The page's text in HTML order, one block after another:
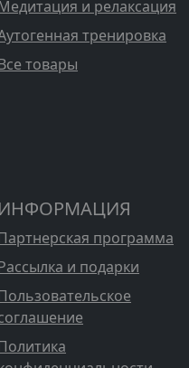
и релаксация
тренировка
товары
ИНФОРМАЦИЯ
программа
и подарки